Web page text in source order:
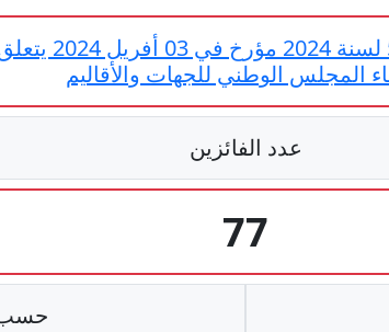
قرار الهيئة
المجلس الوطني للجهات والأقاليم
عدد الفائزين
77
حسب